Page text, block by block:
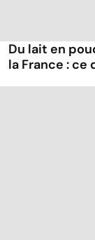
Du lait en
la France : ce